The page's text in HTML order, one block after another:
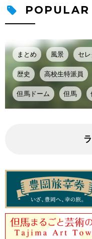
POPULAR
まとめ 風景 セ
歴史 高校生特派員
但馬ドーム 但馬